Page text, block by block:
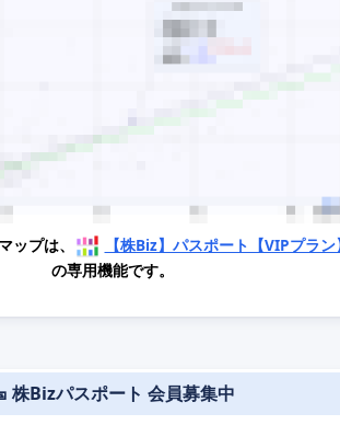
ップは、
【株Biz】パスポート【VIPプラン
の専用機能です。
株Bizパスポート 会員募集中